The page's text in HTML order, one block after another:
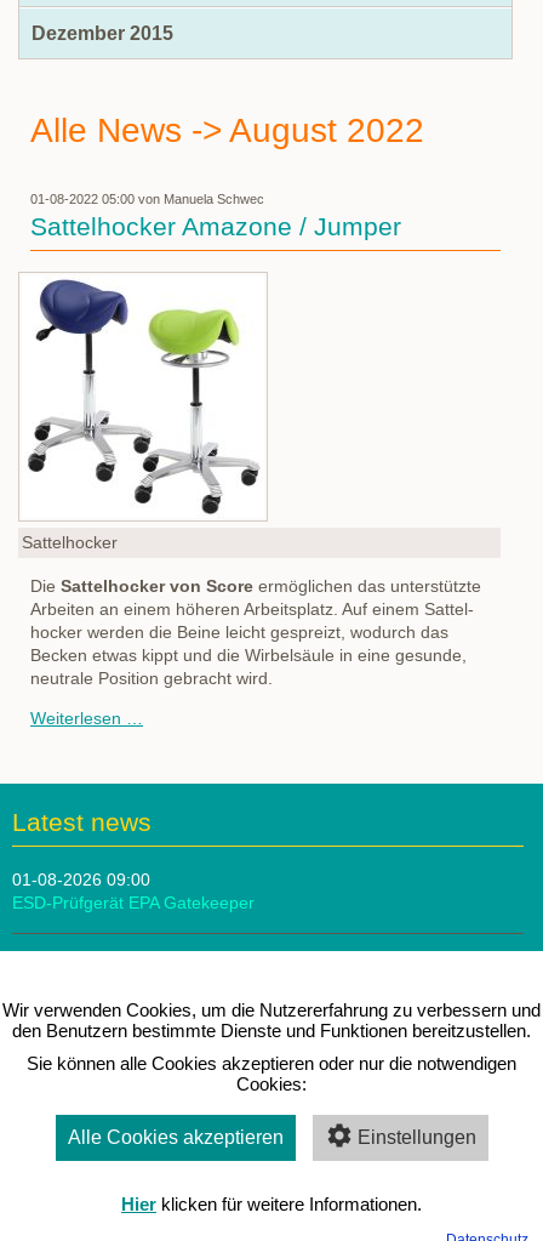
Wir verwenden Cookies, um die Nutzererfahrung zu verbessern und
den Benutzern bestimmte Dienste und Funktionen bereitzustellen.
Sie können alle Cookies akzeptieren oder nur die notwendigen
Cookies:
Alle Cookies akzeptieren Einstellungen
Hier klicken für weitere Informationen.
Dezember 2015
Alle News -> August 2022
01-08-2022 05:00 von Manuela Schwec
Sattelhocker Amazone / Jumper
Sattelhocker
Die Sattelhocker von Score ermöglichen das unterstützte
Arbeiten an einem höheren Arbeitsplatz. Auf einem Sattel-
hocker werden die Beine leicht gespreizt, wodurch das
Becken etwas kippt und die Wirbelsäule in eine gesunde,
neutrale Position gebracht wird.
Weiterlesen …
Jumper
Latest news
01-08-2026 09:00
ESD-Prüfgerät EPA Gatekeeper
Treston SAPEL Tischwagen
Messen & Seminare
Aktuell sind keine Termine vorhanden.